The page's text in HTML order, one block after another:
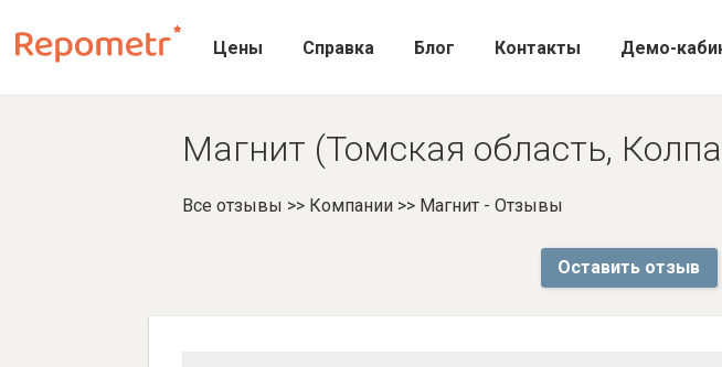
Цены Справка Блог Контакты Демо-
Магнит (Томская область,
Все отзывы >> Компании>> Магнит - Отзывы
Оставить отзыв